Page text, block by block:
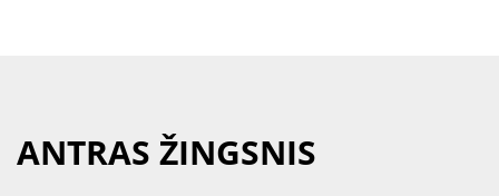
ANTRAS ŽINGSNIS